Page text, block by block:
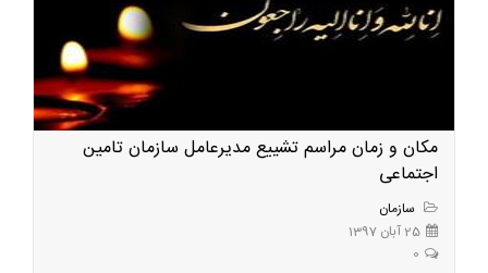
مکان و زمان مراسم تشییع مدیرعامل سازمان تامین
اجتماعی
سازمان
25 آبان 1397
0